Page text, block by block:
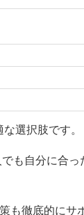
な選択肢です。
も自分に合っ
徹底的にサ